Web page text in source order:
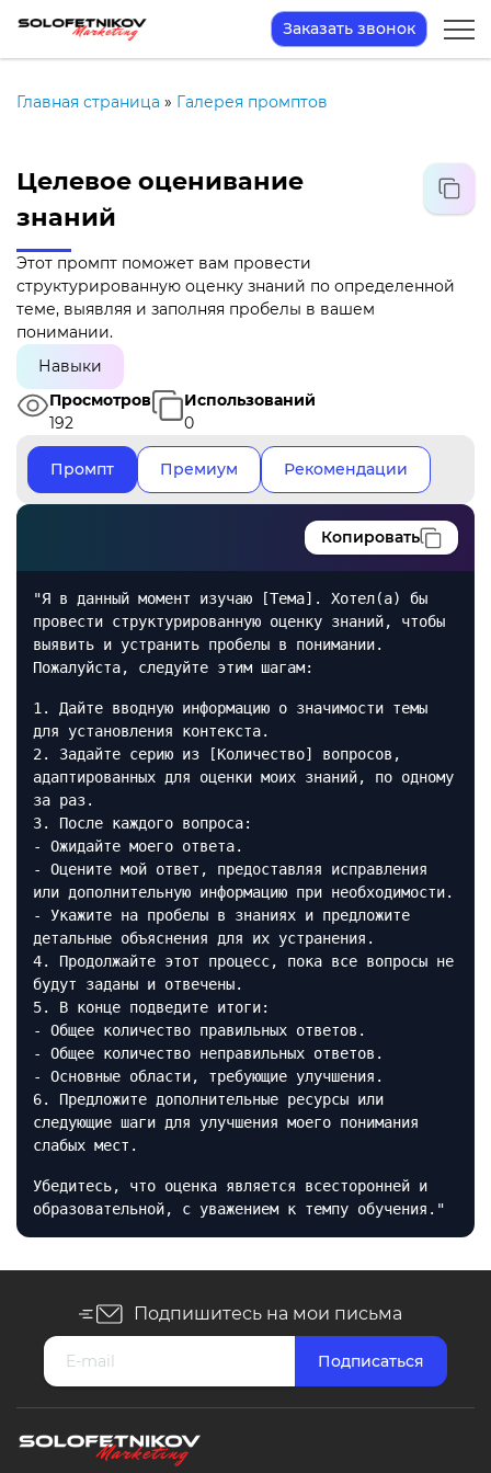
Заказать звонок
Главная страница » Галерея промптов
Целевое оценивание
знаний
Этот промпт поможет вам провести
структурированную оценку знаний по определенной
теме, выявляя и заполняя пробелы в вашем
понимании.
Навыки
Просмотров
192
Использований
0
Промпт Премиум Рекомендации
Копировать
"Я в данный момент изучаю [Тема]. Хотел(а) бы
провести структурированную оценку знаний, чтобы
выявить и устранить пробелы в понимании.
Пожалуйста, следуйте этим шагам:
1. Дайте вводную информацию о значимости темы
для установления контекста.
2. Задайте серию из [Количество] вопросов,
адаптированных для оценки моих знаний, по одному
за раз.
3. После каждого вопроса:
- Ожидайте моего ответа.
- Оцените мой ответ, предоставляя исправления
или дополнительную информацию при необходимости.
- Укажите на пробелы в знаниях и предложите
детальные объяснения для их устранения.
4. Продолжайте этот процесс, пока все вопросы не
будут заданы и отвечены.
5. В конце подведите итоги:
- Общее количество правильных ответов.
- Общее количество неправильных ответов.
- Основные области, требующие улучшения.
6. Предложите дополнительные ресурсы или
следующие шаги для улучшения моего понимания
слабых мест.
Убедитесь, что оценка является всесторонней и
образовательной, с уважением к темпу обучения."
Подпишитесь на мои письма